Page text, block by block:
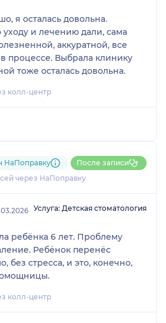
я осталась довольна.
и лечению дали, сама
аккуратной, все
процессе. Выбрала клинику
тоже осталась довольна.
колл-центр
через НаПоправку
НаПоправку После записи
Услуга: Детская стоматология
ребёнка 6 лет. Проблему
Ребёнок перенёс
без стресса, и это, конечно,
колл-центр